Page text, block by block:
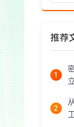
推荐